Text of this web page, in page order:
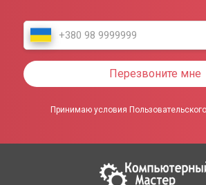
Перезвоните мне
Принимаю условия